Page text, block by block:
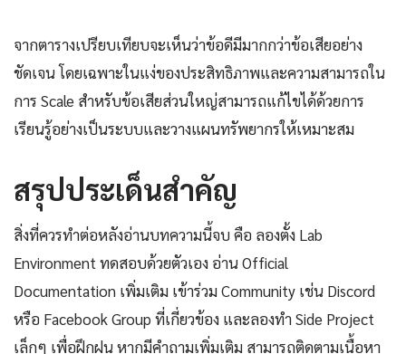
จากตารางเปรียบเทียบจะเห็นว่าข้อดีมีมากกว่าข้อเสียอย่าง
ชัดเจน โดยเฉพาะในแง่ของประสิทธิภาพและความสามารถใน
การ Scale สำหรับข้อเสียส่วนใหญ่สามารถแก้ไขได้ด้วยการ
เรียนรู้อย่างเป็นระบบและวางแผนทรัพยากรให้เหมาะสม
สรุปประเด็นสำคัญ
สิ่งที่ควรทำต่อหลังอ่านบทความนี้จบ คือ ลองตั้ง Lab
Environment ทดสอบด้วยตัวเอง อ่าน Official
Documentation เพิ่มเติม เข้าร่วม Community เช่น Discord
หรือ Facebook Group ที่เกี่ยวข้อง และลองทำ Side Project
เล็กๆ เพื่อฝึกฝน หากมีคำถามเพิ่มเติม สามารถติดตามเนื้อหา